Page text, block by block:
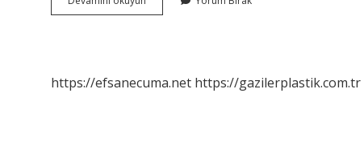
Cevahir
https://efsanecuma.net https://gazilerplastik.com.tr